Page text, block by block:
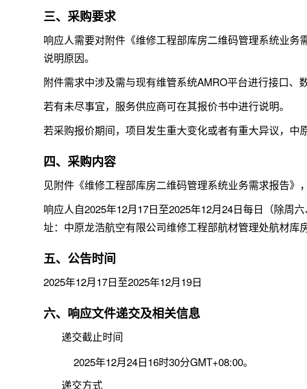
三、采购要求
响应人需要对附件《维修工程部库房二维码管理系统业
说明原因。
附件需求中涉及需与现有维管系统AMRO平台进行接口、
若有未尽事宜，服务供应商可在其报价书中进行说明。
若采购报价期间，项目发生重大变化或者有重大异议，中
四、采购内容
见附件《维修工程部库房二维码管理系统业务需求报告》
响应人自2025年12月17日至2025年12月24日每日（除周
址： 中原龙浩航空有限公司维修工程部航材管理处航材库
五、公告时间
2025年12月17日至2025年12月19日
六、响应文件递交及相关信息
递交截止时间
2025年12月24日16时30分GMT+08:00。
递交方式